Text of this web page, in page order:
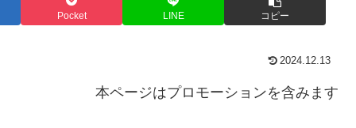
Pocket LINE コピー
2024.12.13
本ページはプロモーションを含みます